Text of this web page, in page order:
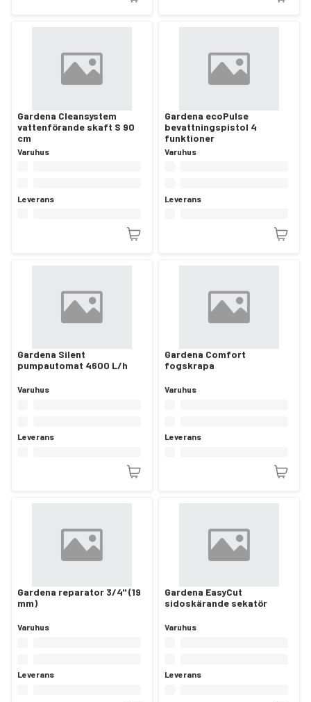
Gardena Cleansystem
vattenförande skaft S 90
cm
Varuhus
Leverans
Gardena ecoPulse
bevattningspistol 4
funktioner
Varuhus
Leverans
Gardena Silent
pumpautomat 4600 L/h
Varuhus
Leverans
Gardena Comfort
fogskrapa
Varuhus
Leverans
Gardena reparator 3/4" (19
mm)
Varuhus
Leverans
Gardena EasyCut
sidoskärande sekatör
Varuhus
Leverans